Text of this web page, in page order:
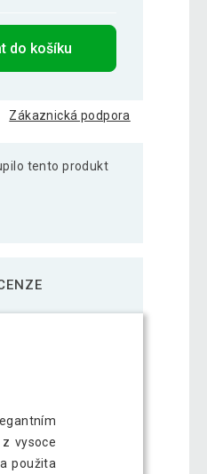
do košíku
Zákaznická podpora
tento produkt
vysoce
použita